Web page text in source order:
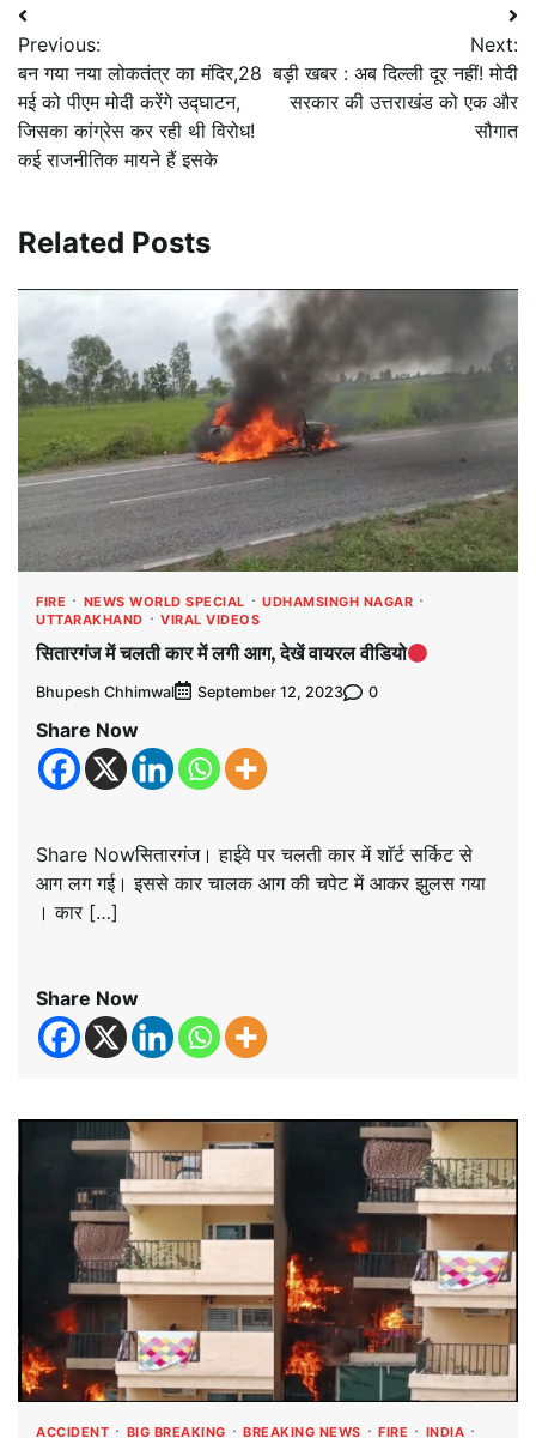
Post
navigation
Previous:
बन गया नया लोकतंत्र का मंदिर,28
मई को पीएम मोदी करेंगे उद्घाटन,
जिसका कांग्रेस कर रही थी विरोध!
कई राजनीतिक मायने हैं इसके
Next:
बड़ी खबर : अब दिल्ली दूर नहीं! मोदी
सरकार की उत्तराखंड को एक और
सौगात
Related Posts
FIRE NEWS WORLD SPECIAL
UDHAMSINGH NAGAR
UTTARAKHAND
VIRAL VIDEOS
सितारगंज में चलती कार में लगी आग, देखें वायरल वीडियो
Bhupesh Chhimwal September 12, 2023 0
Share Now
Share Nowसितारगंज। हाईवे पर चलती कार में शाॅर्ट सर्किट से
आग लग गई। इससे कार चालक आग की चपेट में आकर झुलस गया
। कार […]
Share Now
ACCIDENT BIG BREAKING BREAKING NEWS FIRE INDIA